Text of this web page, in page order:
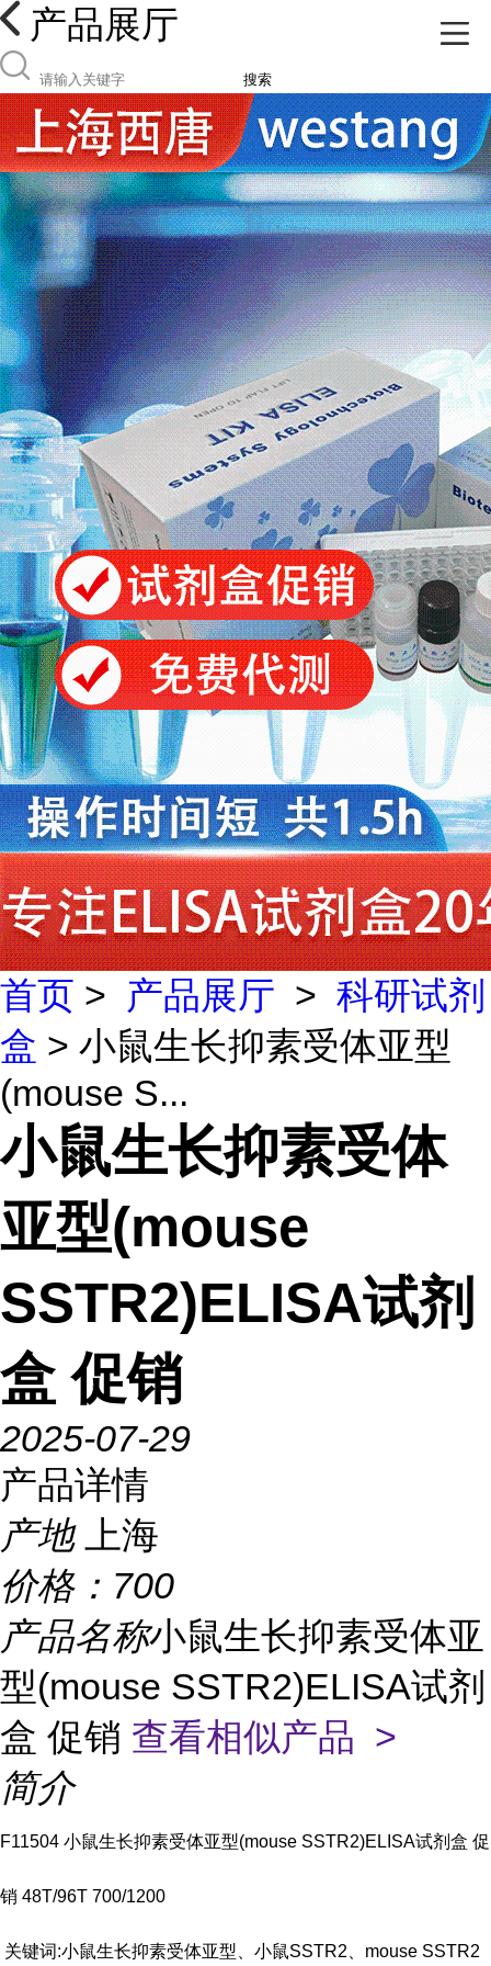
产品展厅
搜索
首页 > 产品展厅 > 科研试剂
盒 > 小鼠生长抑素受体亚型
(mouse S...
小鼠生长抑素受体
亚型(mouse
SSTR2)ELISA试剂
盒 促销
2025-07-29
产品详情
产地
上海
价格： 700
产品名称小鼠生长抑素受体亚
型(mouse SSTR2)ELISA试剂
盒 促销 查看相似产品 >
简介
F11504 小鼠生长抑素受体亚型(mouse SSTR2)ELISA试剂盒 促
销 48T/96T 700/1200
关键词:小鼠生长抑素受体亚型、小鼠SSTR2、mouse SSTR2